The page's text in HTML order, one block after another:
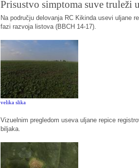
Prisustvo simptoma suve truleži
Na području delovanja RC Kikinda usevi uljane
fazi razvoja listova (BBCH 14-17).
velika slika
Vizuelnim pregledom useva uljane repice
biljaka.